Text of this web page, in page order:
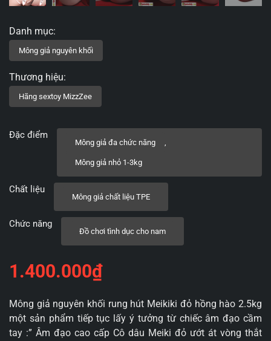
Đặc điểm
Mông giả đa chức năng ,
Mông giả nhỏ 1-3kg
Chất liệu
Mông giả chất liệu TPE
Chức năng
Đồ chơi tình dục cho nam
1.400.000₫
Mông giả nguyên khối rung hút Meikiki đỏ hồng hào 2.5kg
một sản phẩm tiếp tục lấy ý tưởng từ chiếc âm đạo cầm
tay :” Âm đạo cao cấp Cô dâu Meiki đỏ ướt át vòng thắt